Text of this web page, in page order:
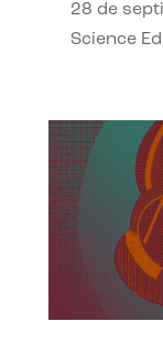
28 de
Science